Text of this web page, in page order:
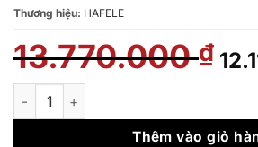
Thương hiệu: HAFELE
13.770.000₫ Giá
gốc
Lò vi sóng Hafele HM-B38B
Thêm vào giỏ